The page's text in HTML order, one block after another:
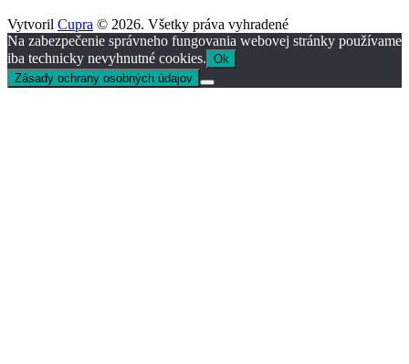
Vytvoril Cupra © 2026. Všetky práva vyhradené
Na zabezpečenie správneho fungovania webovej stránky používame
iba technicky nevyhnutné cookies. Ok
Zásady ochrany osobných údajov